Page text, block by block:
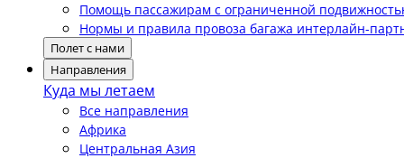
Помощь пассажирам с ограниченной
Нормы и правила провоза багажа интерлайн-
Полет с нами
Направления
Куда мы летаем
Все направления
Африка
Центральная Азия